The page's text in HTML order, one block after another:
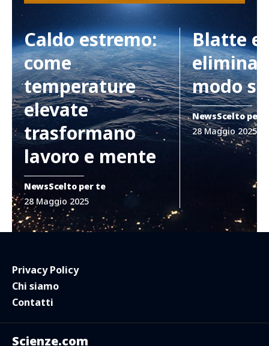
Caldo estremo:
come
temperature
elevate
trasformano
lavoro e mente
NewsScelto per te
28 Maggio 2025
Blatte e
modo
NewsScelto per
28 Maggio 2025
Scienze.com
Privacy Policy
Chi siamo
Contatti